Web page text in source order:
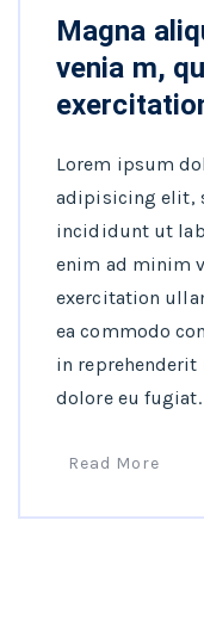
Magna
venia m,
Lorem ipsum
adipisicing elit,
incididunt ut
enim ad minim
exercitation
ea commodo
in
dolore eu fugiat.
Read More